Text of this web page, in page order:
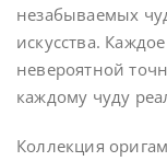
незабываемых
искусства.
невероятной
каждому чуду
Коллекция